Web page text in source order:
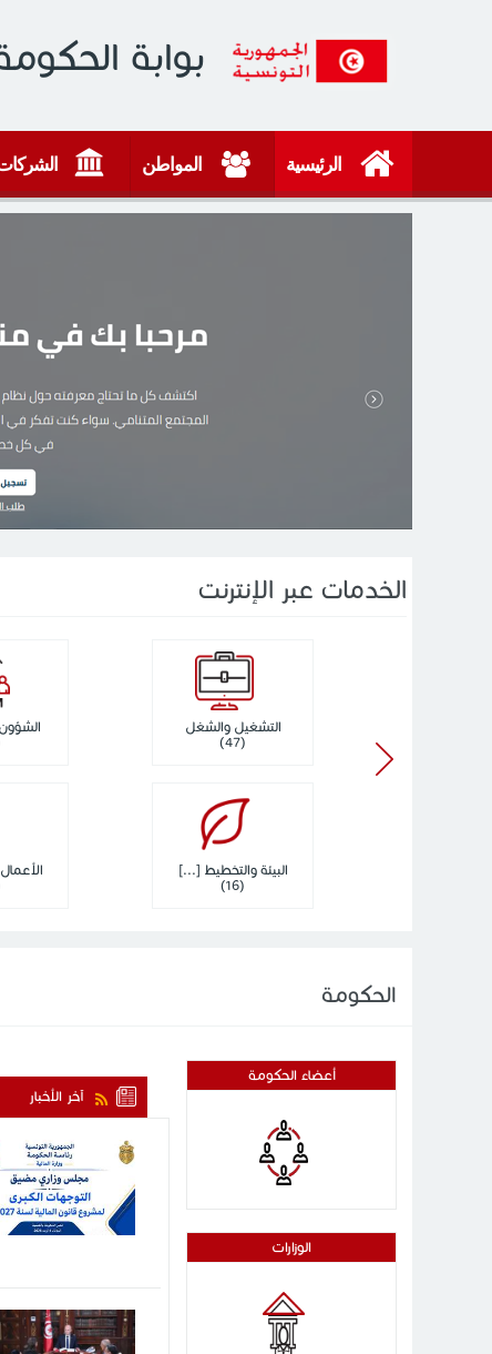
بوابة
الرئيسية المواطن
الخدمات عبر الإنترنت
التشغيل والشغل
(47)
البيئة والتخطيط [...]
(16)
الحكومة
أعضاء الحكومة
الوزارات
آخر الأخبار